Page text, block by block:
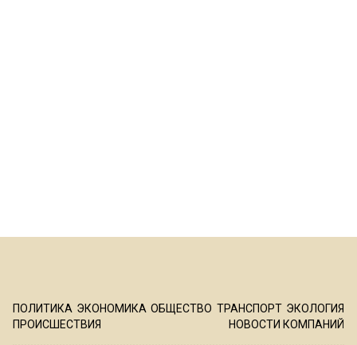
ПОЛИТИКА ЭКОНОМИКА ОБЩЕСТВО ТРАНСПОРТ ЭКОЛОГИЯ
ПРОИСШЕСТВИЯ
НОВОСТИ КОМПАНИЙ